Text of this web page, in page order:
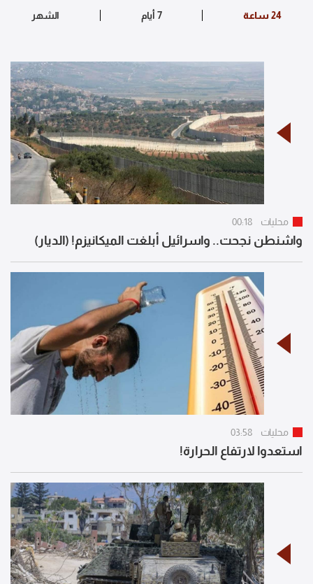
محليات 00:18
واشنطن نجحت.. واسرائيل أبلغت الميكانيزم! (الديار)
محليات 03:58
استعدوا لارتفاع الحرارة!